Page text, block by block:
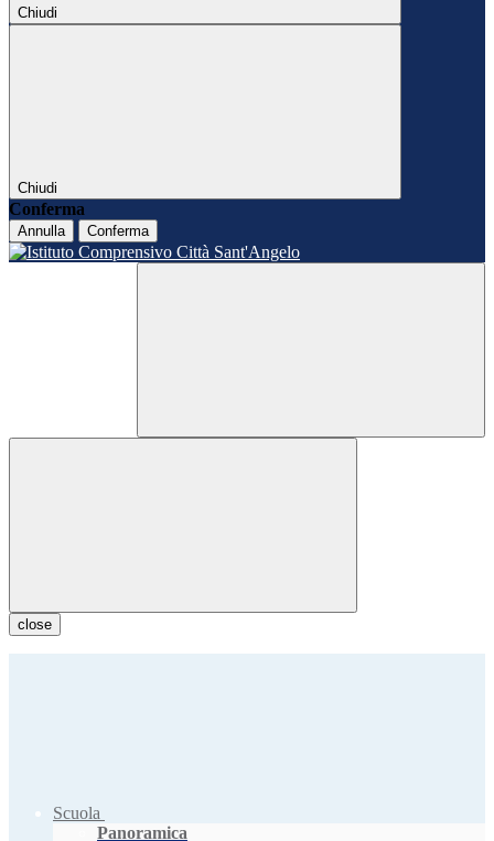
Chiudi
Chiudi
Conferma
Annulla Conferma
close
Scuola
Panoramica